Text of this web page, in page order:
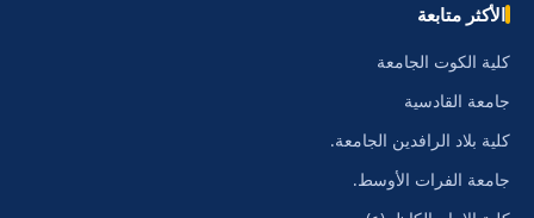
الأكثر متابعة
كلية الكوت الجامعة
جامعة القادسية
كلية بلاد الرافدين الجامعة.
جامعة الفرات الأوسط.